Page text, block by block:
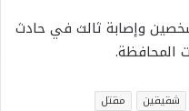
وإصابة ثالث في حادث
المحافظة.
شقيقين مقتل